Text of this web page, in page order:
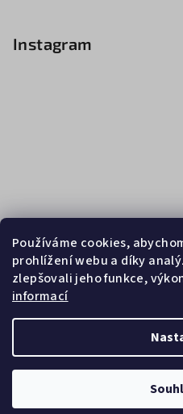
Používáme cookies,
prohlížení webu a díky
zlepšovali jeho funkce,
informací
Instagram
Sledovat na